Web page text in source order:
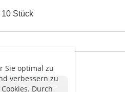
Sie optimal zu
verbessern zu
Durch
Stück
> >>